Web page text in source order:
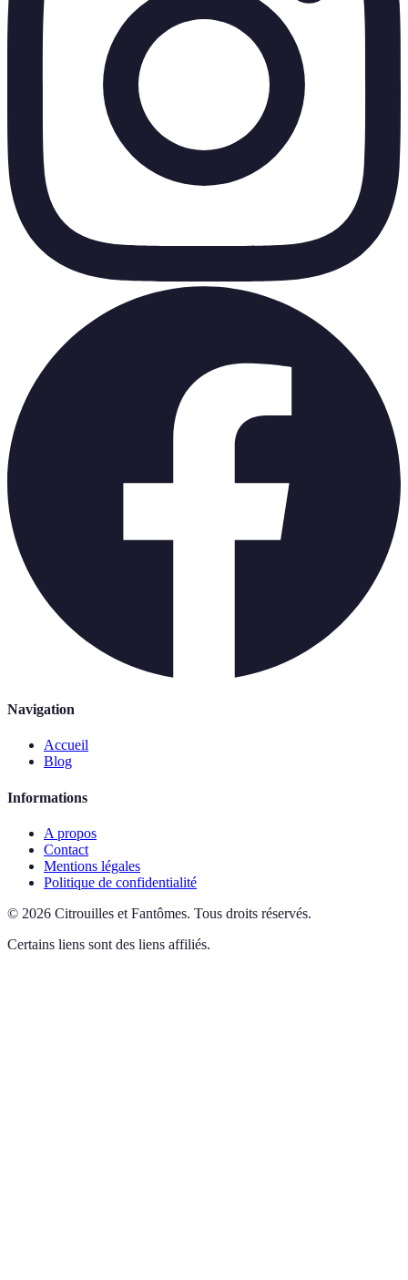
Navigation
Accueil
Blog
Informations
A propos
Contact
Mentions légales
Politique de confidentialité
© 2026 Citrouilles et Fantômes. Tous droits réservés.
Certains liens sont des liens affiliés.